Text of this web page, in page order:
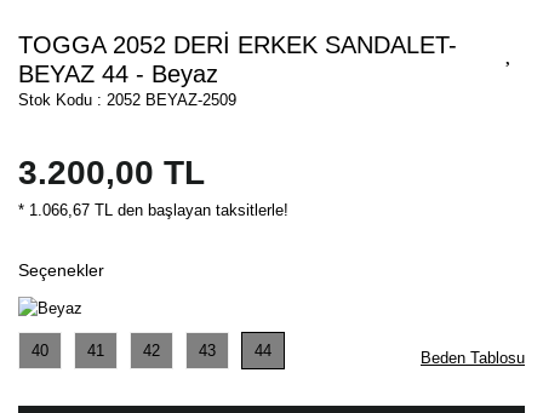
TOGGA 2052 DERİ ERKEK SANDALET-
BEYAZ 44 - Beyaz
Stok Kodu : 2052 BEYAZ-2509
3.200,00 TL
* 1.066,67 TL den başlayan taksitlerle!
Seçenekler
40 41 42 43 44 Beden Tablosu